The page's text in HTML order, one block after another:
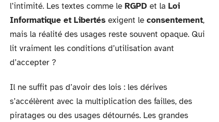
l’intimité. Les textes comme le RGPD et la Loi
Informatique et Libertés exigent le consentement,
mais la réalité des usages reste souvent opaque. Qui
lit vraiment les conditions d’utilisation avant
d’accepter ?
Il ne suffit pas d’avoir des lois : les dérives
s’accélèrent avec la multiplication des failles, des
piratages ou des usages détournés. Les grandes